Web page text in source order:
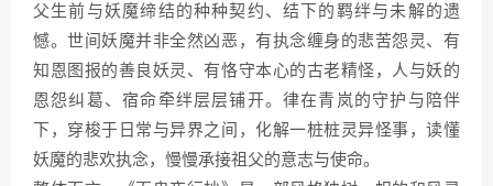
父生前与妖魔缔结的种种契约、结下的羁绊与未解的遗
憾。世间妖魔并非全然凶恶，有执念缠身的悲苦怨灵、有
知恩图报的善良妖灵、有恪守本心的古老精怪，人与妖的
恩怨纠葛、宿命牵绊层层铺开。律在青岚的守护与陪伴
下，穿梭于日常与异界之间，化解一桩桩灵异怪事，读懂
妖魔的悲欢执念，慢慢承接祖父的意志与使命。